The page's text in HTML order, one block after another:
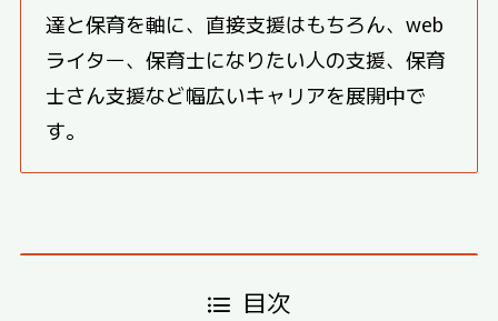
達と保育を軸に、直接支援はもちろん、web
ライター、保育士になりたい人の支援、保育
士さん支援など幅広いキャリアを展開中で
す。
目次